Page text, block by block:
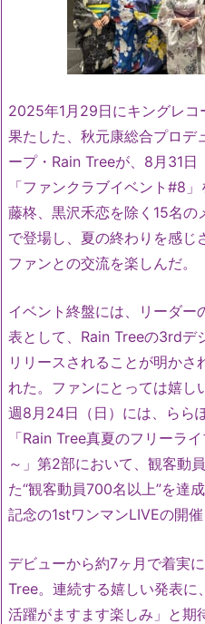
2025年1月29日にキングレコ
果たした、秋元康総合プロデ
ープ・Rain Treeが、8月31日
「ファンクラブイベント#8
藤柊、黒沢禾恋を除く15名
で登場し、夏の終わりを感じ
ファンとの交流を楽しんだ。
イベント終盤には、リーダー
表として、Rain Treeの3rdデ
リリースされることが明かさ
れた。ファンにとっては嬉し
週8月24日（日）には、らら
「Rain Tree真夏のフリーラ
～」第2部において、観客動
た“観客動員700名以上”を達
記念の1stワンマンLIVEの開
デビューから約7ヶ月で着実
Tree。連続する嬉しい発表
活躍がますます楽しみ」と期